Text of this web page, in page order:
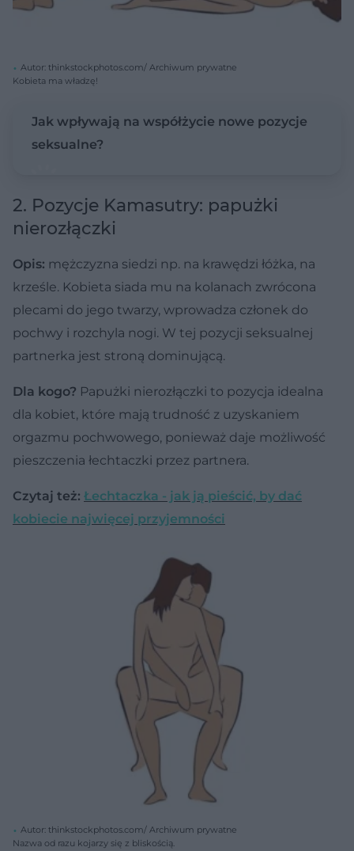
Autor: thinkstockphotos.com/ Archiwum prywatne
Kobieta ma władzę!
Jak wpływają na współżycie nowe pozycje
seksualne?
2. Pozycje Kamasutry: papużki
nierozłączki
Opis: mężczyzna siedzi np. na krawędzi łóżka, na
krześle. Kobieta siada mu na kolanach zwrócona
plecami do jego twarzy, wprowadza członek do
pochwy i rozchyla nogi. W tej pozycji seksualnej
partnerka jest stroną dominującą.
Dla kogo? Papużki nierozłączki to pozycja idealna
dla kobiet, które mają trudność z uzyskaniem
orgazmu pochwowego, ponieważ daje możliwość
pieszczenia łechtaczki przez partnera.
Czytaj też: Łechtaczka - jak ją pieścić, by dać
kobiecie najwięcej przyjemności
Autor: thinkstockphotos.com/ Archiwum prywatne
Nazwa od razu kojarzy się z bliskością.